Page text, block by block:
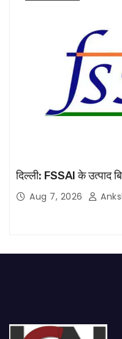
दिल्ली: FSSAI के उत्पाद
Aug 7, 2026